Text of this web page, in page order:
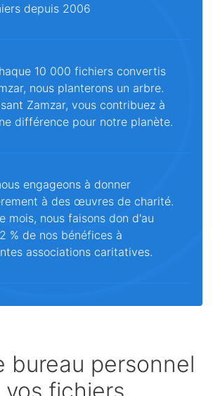
depuis 2006
10 000 fichiers convertis
nous planterons un arbre.
Zamzar, vous contribuez à
différence pour notre planète.
engageons à donner
à des œuvres de charité.
mois, nous faisons don d'au
% de nos bénéfices à
associations caritatives.
bureau personnel